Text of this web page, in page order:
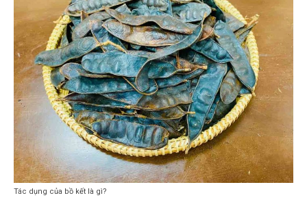
Tác dụng của bồ kết là gì?